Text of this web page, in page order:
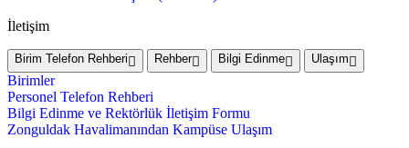
İletişim
Birim Telefon Rehberi Rehber Bilgi Edinme Ulaşım
Birimler
Personel Telefon Rehberi
Bilgi Edinme ve Rektörlük İletişim Formu
Zonguldak Havalimanından Kampüse Ulaşım